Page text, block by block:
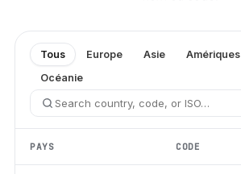
Tous Europe Asie Amériques
Océanie
PAYS CODE